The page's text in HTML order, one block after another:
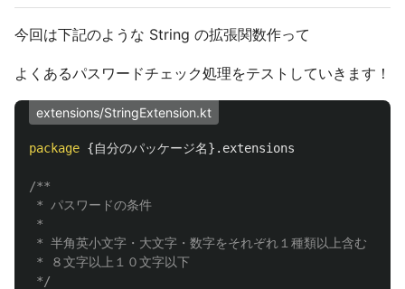
今回は下記のような String の拡張関数作って
よくあるパスワードチェック処理をテストしていきます！
extensions/StringExtension.kt
package {自分のパッケージ名}.extensions
/**
* パスワードの条件
*
* 半角英小文字・大文字・数字をそれぞれ１種類以上含む
* ８文字以上１０文字以下
*/